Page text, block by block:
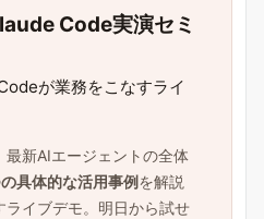
Code実演セミ
が業務をこなすライ
最新AIエージェントの全体
具体的な活用事例を解説
ライブデモ。明日から試せ